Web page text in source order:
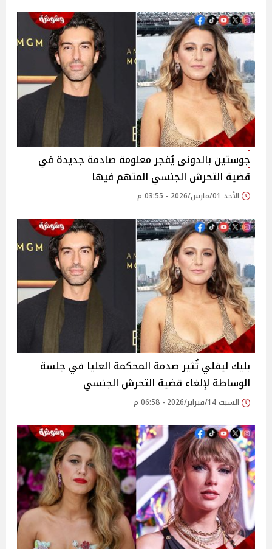
جوستين بالدوني يُفجر معلومة صادمة جديدة في
قضية التحرش الجنسي المتهم فيها
الأحد 01/مارس/2026 - 03:55 م
بليك ليفلي تُثير صدمة المحكمة العليا في جلسة
الوساطة لإلغاء قضية التحرش الجنسي
السبت 14/فبراير/2026 - 06:58 م